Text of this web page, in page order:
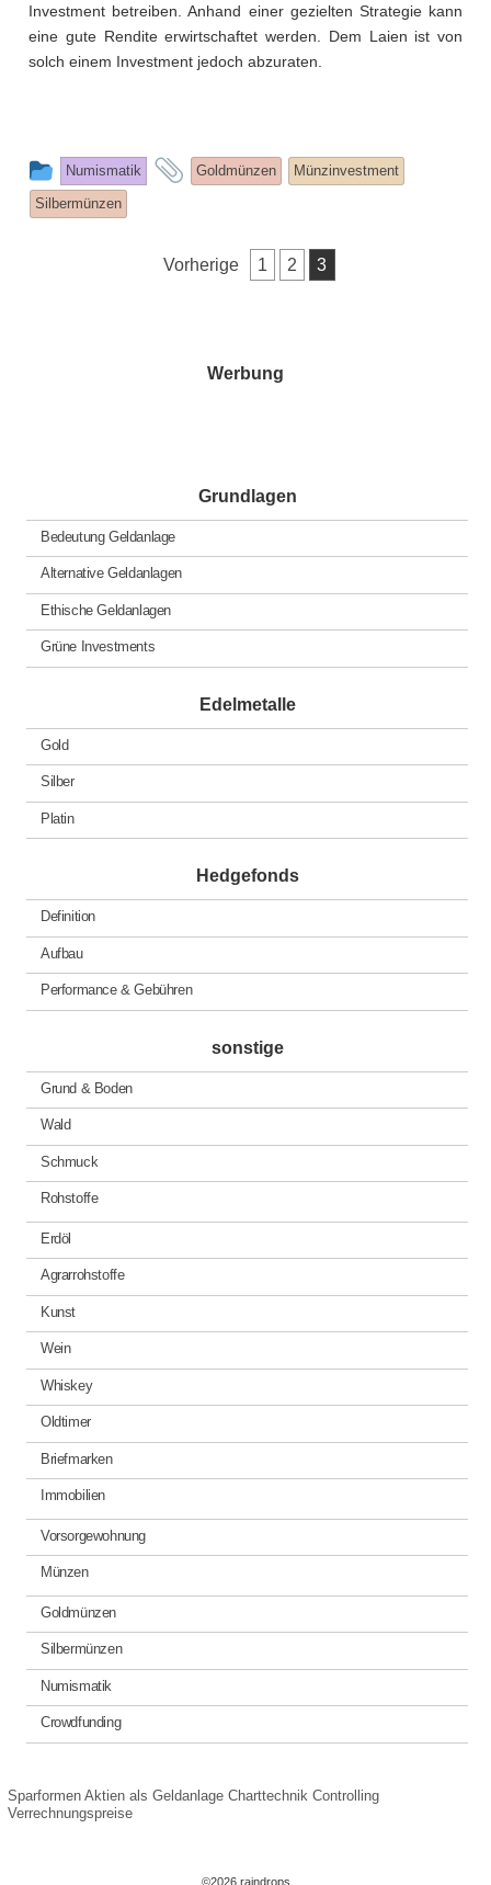
Investment betreiben. Anhand einer gezielten Strategie kann
eine gute Rendite erwirtschaftet werden. Dem Laien ist von
solch einem Investment jedoch abzuraten.
This
entry
was
Numismatik
and
Goldmünzen
Münzinvestment
Silbermünzen
Seitennummerierung
Vorherige 1 2 3
Werbung
Grundlagen
Bedeutung Geldanlage
Alternative Geldanlagen
Ethische Geldanlagen
Grüne Investments
Edelmetalle
Gold
Silber
Platin
Hedgefonds
Definition
Aufbau
Performance & Gebühren
sonstige
Grund & Boden
Wald
Schmuck
Rohstoffe
Erdöl
Agrarrohstoffe
Kunst
Wein
Whiskey
Oldtimer
Briefmarken
Immobilien
Vorsorgewohnung
Münzen
Goldmünzen
Silbermünzen
Numismatik
Crowdfunding
Sparformen Aktien als Geldanlage Charttechnik Controlling
Verrechnungspreise
©2026 raindrops